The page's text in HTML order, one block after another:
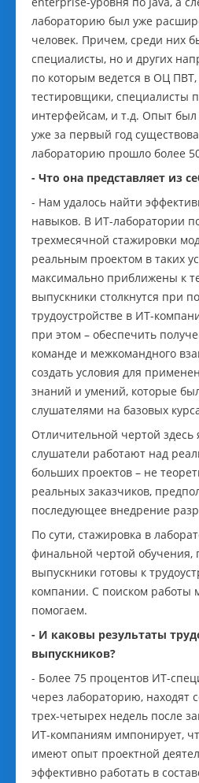
лабораторию был уже
человек. Причем, среди них
специалисты, но и других
по которым ведется в ОЦ ПВТ,
тестировщики, специалисты
интерфейсам, и т.д. Опыт
уже за первый год
лабораторию прошло более
- Что она представляет из
- Нам удалось найти
навыков. В ИТ-лаборатории
трехмесячной стажировки
реальным проектом в таких
максимально приближены к
выпускники столкнутся при
трудоустройстве в ИТ-
при этом – обеспечить
команде и межкомандного
создать условия для
знаний и умений, которые
слушателями на базовых
Отличительной чертой здесь
слушатели работают над
больших проектов – не
реальных заказчиков,
последующее внедрение
По сути, стажировка в
финальной чертой обучения,
выпускники готовы к
компании. С поиском работы
помогаем.
- И каковы результаты
выпускников?
- Более 75 процентов ИТ-
через лабораторию, находят
трех-четырех недель после
ИТ-компаниям импонирует,
имеют опыт проектной
эффективно работать в